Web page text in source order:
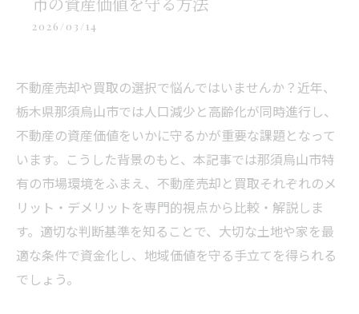
2026/03/14
不動産売却や買取の選択で悩んではいませんか？近年、
栃木県那須烏山市では人口減少と高齢化が同時進行し、
不動産の資産価値をいかに守るかが重要な課題となって
います。こうした背景のもと、本記事では那須烏山市特
有の市場環境をふまえ、不動産売却と買取それぞれのメ
リット・デメリットを専門的視点から比較・解説しま
す。適切な判断基準を知ることで、大切な土地や家を最
適な条件で資金化し、地域価値を守る手立てを得られる
でしょう。